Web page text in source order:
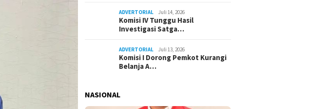
ADVERTORIAL Juli 14, 2026
Komisi IV Tunggu Hasil
Investigasi Satga…
ADVERTORIAL Juli 13, 2026
Komisi I Dorong Pemkot Kurangi
Belanja A…
NASIONAL